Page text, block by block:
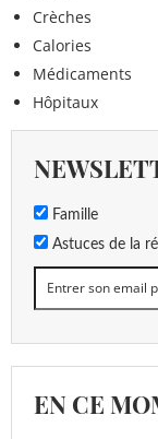
Crèches
Calories
Médicaments
Hôpitaux
Famille
Astuces de la
EN CE